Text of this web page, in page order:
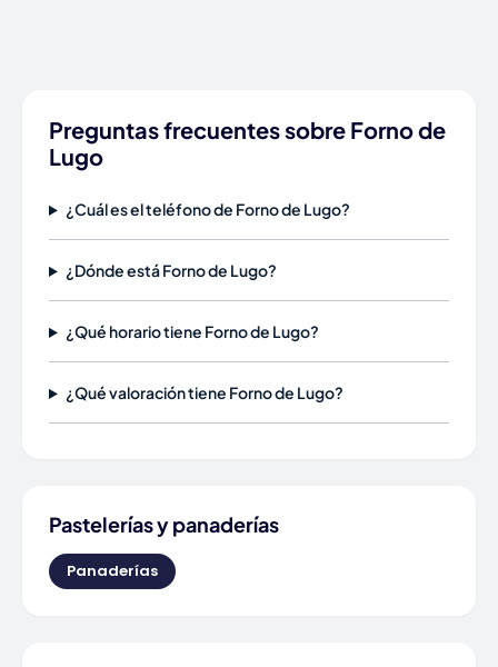
Preguntas frecuentes sobre Forno de
Lugo
¿Cuál es el teléfono de Forno de Lugo?
¿Dónde está Forno de Lugo?
¿Qué horario tiene Forno de Lugo?
¿Qué valoración tiene Forno de Lugo?
Pastelerías y panaderías
Panaderías